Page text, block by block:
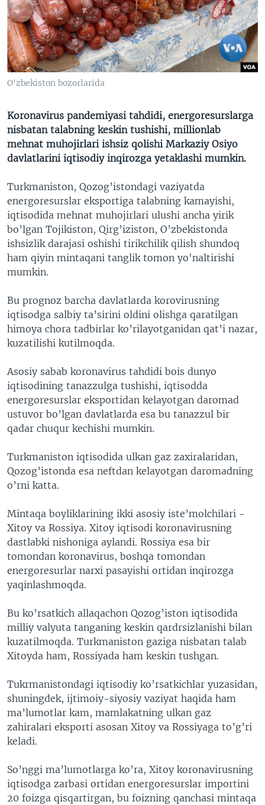
VIDEO
XABARLAR SURATLARDA
ODNOKLASSNIKI
TELEGRAM
TWITTER
SOUNDCLOUD
VOA
O'zbekiston bozorlarida
Koronavirus pandemiyasi tahdidi, energoresurslarga
nisbatan talabning keskin tushishi, millionlab
mehnat muhojirlari ishsiz qolishi Markaziy Osiyo
davlatlarini iqtisodiy inqirozga yetaklashi mumkin.
Turkmaniston, Qozog’istondagi vaziyatda
energoresurslar eksportiga talabning kamayishi,
iqtisodida mehnat muhojirlari ulushi ancha yirik
bo’lgan Tojikiston, Qirg’iziston, O’zbekistonda
ishsizlik darajasi oshishi tirikchilik qilish shundoq
ham qiyin mintaqani tanglik tomon yo'naltirishi
mumkin.
Bu prognoz barcha davlatlarda korovirusning
iqtisodga salbiy ta’sirini oldini olishga qaratilgan
himoya chora tadbirlar ko’rilayotganidan qat’i nazar,
kuzatilishi kutilmoqda.
Asosiy sabab koronavirus tahdidi bois dunyo
iqtisodining tanazzulga tushishi, iqtisodda
energoresurslar eksportidan kelayotgan daromad
ustuvor bo’lgan davlatlarda esa bu tanazzul bir
qadar chuqur kechishi mumkin.
Turkmaniston iqtisodida ulkan gaz zaxiralaridan,
Qozog’istonda esa neftdan kelayotgan daromadning
o’rni katta.
Mintaqa boyliklarining ikki asosiy iste’molchilari -
Xitoy va Rossiya. Xitoy iqtisodi koronavirusning
dastlabki nishoniga aylandi. Rossiya esa bir
tomondan koronavirus, boshqa tomondan
energoresurlar narxi pasayishi ortidan inqirozga
yaqinlashmoqda.
Bu ko’rsatkich allaqachon Qozog’iston iqtisodida
milliy valyuta tanganing keskin qardrsizlanishi bilan
kuzatilmoqda. Turkmaniston gaziga nisbatan talab
Xitoyda ham, Rossiyada ham keskin tushgan.
Tukrmanistondagi iqtisodiy ko’rsatkichlar yuzasidan,
shuningdek, ijtimoiy-siyosiy vaziyat haqida ham
ma’lumotlar kam, mamlakatning ulkan gaz
zahiralari eksporti asosan Xitoy va Rossiyaga to’g’ri
keladi.
So’nggi ma’lumotlarga ko’ra, Xitoy koronavirusning
iqtisodga zarbasi ortidan energoresurslar importini
20 foizga qisqartirgan, bu foizning qanchasi mintaqa